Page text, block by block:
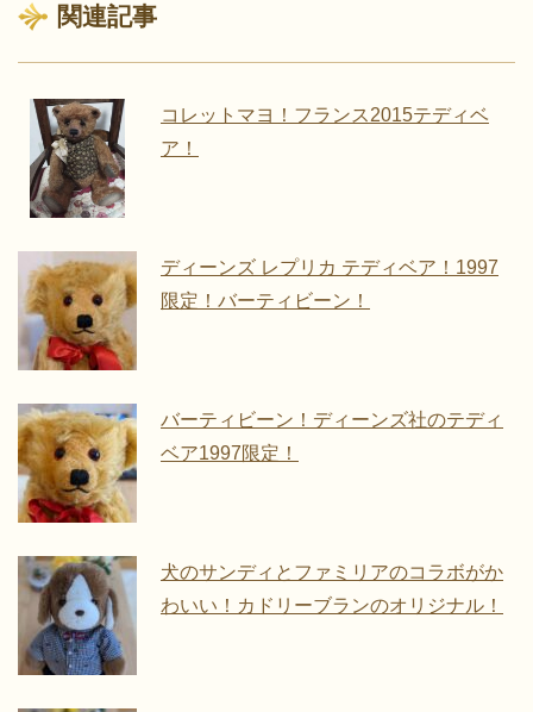
関連記事
コレットマヨ！フランス2015テディベ
ア！
ディーンズ レプリカ テディベア！1997
限定！バーティビーン！
バーティビーン！ディーンズ社のテディ
ベア1997限定！
犬のサンディとファミリアのコラボがか
わいい！カドリーブランのオリジナル！